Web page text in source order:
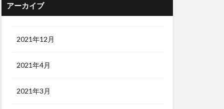
アーカイブ
2021年12月
2021年4月
2021年3月